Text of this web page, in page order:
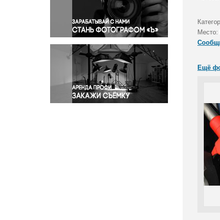
Правосудие
Происшествия и конфликты
Религия
Светская жизнь
Спорт
Экология
Экономика и бизнес
Место:
Ещё